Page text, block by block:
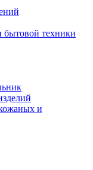
бытовой техники
и